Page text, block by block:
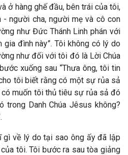
ở hàng ghế đầu, bên trái của tôi,
người cha, người mẹ và cô con
như Đức Thánh Linh phán với
đình này”. Tôi không có lý do
như đối với tôi đó là Lời Chúa
xuống sau “Thưa ông, tôi tin
tôi biết rằng có một sự rủa sả
có muốn tôi thủ tiêu sự rủa sả đó
Danh Chúa Jêsus không?
gì về lý do tại sao ông ấy đã lập
tôi. Tôi bước ra sau tòa giảng